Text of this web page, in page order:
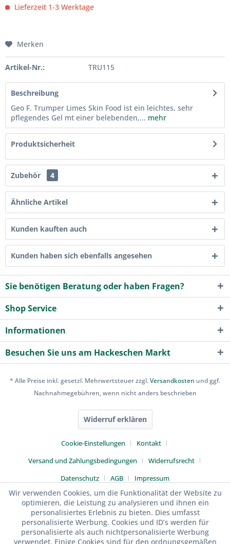
Lieferzeit 1-3 Werktage
Merken
Artikel-Nr.: TRU115
Beschreibung
Geo F. Trumper Limes Skin Food ist ein leichtes, sehr
pflegendes Gel mt einer belebenden,... mehr
Produktsicherheit
Zubehör 4
Ähnliche Artikel
Kunden kauften auch
Kunden haben sich ebenfalls angesehen
Sie benötigen Beratung oder haben Fragen?
Shop Service
Informationen
Besuchen Sie uns am Hackeschen Markt
* Alle Preise inkl. gesetzl. Mehrwertsteuer zzgl.Versandkosten und ggf.
Nachnahmegebühren, wenn nicht anders beschrieben
Widerruf erklären
Cookie-Einstellungen
Kontakt
Versand und Zahlungsbedingungen
Widerrufsrecht
Datenschutz
AGB Impressum
Wir verwenden Cookies, um die Funktionalität der Website zu
optimieren, die Leistung zu analysieren und ihnen ein
personalisiertes Erlebnis zu bieten. Dies umfasst
personalisierte Werbung. Cookies und ID’s werden für
personalisierte als auch nichtpersonalisierte Werbung
verwendet. Einige Cookies sind für den ordnungsgemäßen